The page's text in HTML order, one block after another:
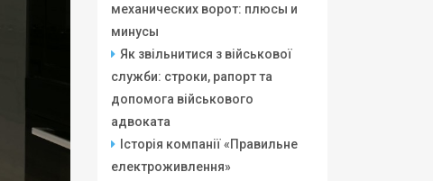
механических ворот: плюсы и
минусы
Як звільнитися з військової
служби: строки, рапорт та
допомога військового
адвоката
Історія компанії «Правильне
електроживлення»